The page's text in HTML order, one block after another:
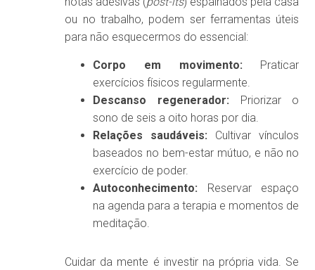
ou no trabalho, podem ser ferramentas úteis
para não esquecermos do essencial:
Corpo em movimento: Praticar
exercícios físicos regularmente.
Descanso regenerador: Priorizar o
sono de seis a oito horas por dia.
Relações saudáveis: Cultivar vínculos
baseados no bem-estar mútuo, e não no
exercício de poder.
Autoconhecimento: Reservar espaço
na agenda para a terapia e momentos de
meditação.
Cuidar da mente é investir na própria vida. Se